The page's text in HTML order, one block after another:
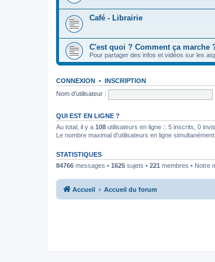
Café - Librairie
C'est quoi ? Comment ça marche
Pour partager des infos et vidéos sur les
CONNEXION • INSCRIPTION
Nom d’utilisateur :
QUI EST EN LIGNE ?
Au total, il y a 108 utilisateurs en ligne :: 5 inscrits, 0
Le nombre maximal d’utilisateurs en ligne
STATISTIQUES
84766 messages • 1625 sujets • 221 membres • Notre
Accueil Accueil du forum